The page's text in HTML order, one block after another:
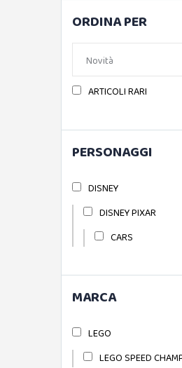
ORDINA PER
ARTICOLI RARI
PERSONAGGI
DISNEY
DISNEY PIXAR
CARS
MARCA
LEGO
LEGO SPEED